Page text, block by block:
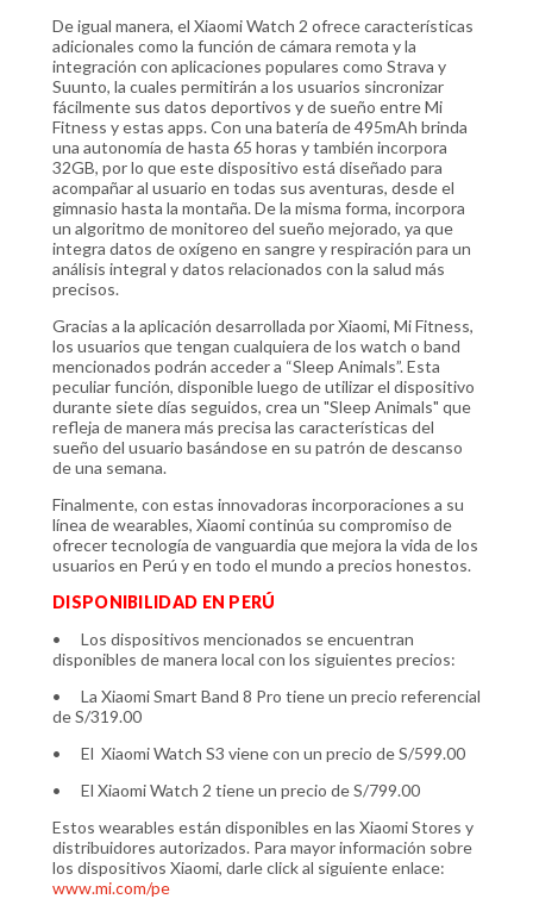
De igual manera, el Xiaomi Watch 2 ofrece características
adicionales como la función de cámara remota y la
integración con aplicaciones populares como Strava y
Suunto, la cuales permitirán a los usuarios sincronizar
fácilmente sus datos deportivos y de sueño entre Mi
Fitness y estas apps. Con una batería de 495mAh brinda
una autonomía de hasta 65 horas y también incorpora
32GB, por lo que este dispositivo está diseñado para
acompañar al usuario en todas sus aventuras, desde el
gimnasio hasta la montaña. De la misma forma, incorpora
un algoritmo de monitoreo del sueño mejorado, ya que
integra datos de oxígeno en sangre y respiración para un
análisis integral y datos relacionados con la salud más
precisos.
Gracias a la aplicación desarrollada por Xiaomi, Mi Fitness,
los usuarios que tengan cualquiera de los watch o band
mencionados podrán acceder a “Sleep Animals”. Esta
peculiar función, disponible luego de utilizar el dispositivo
durante siete días seguidos, crea un "Sleep Animals" que
refleja de manera más precisa las características del
sueño del usuario basándose en su patrón de descanso
de una semana.
Finalmente, con estas innovadoras incorporaciones a su
línea de wearables, Xiaomi continúa su compromiso de
ofrecer tecnología de vanguardia que mejora la vida de los
usuarios en Perú y en todo el mundo a precios honestos.
DISPONIBILIDAD EN PERÚ
•
Los dispositivos mencionados se encuentran
disponibles de manera local con los siguientes precios:
•
La Xiaomi Smart Band 8 Pro tiene un precio referencial
de S/319.00
•
El Xiaomi Watch S3 viene con un precio de S/599.00
•
El Xiaomi Watch 2 tiene un precio de S/799.00
Estos wearables están disponibles en las Xiaomi Stores y
distribuidores autorizados. Para mayor información sobre
los dispositivos Xiaomi, darle click al siguiente enlace:
www.mi.com/pe